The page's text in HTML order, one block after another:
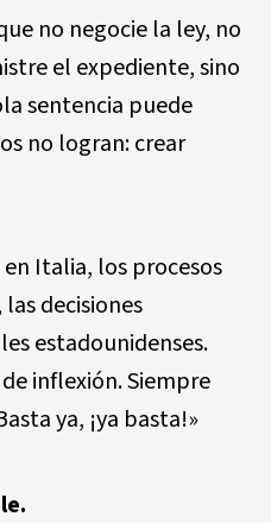
no negocie la ley, no
el expediente, sino
sentencia puede
no logran: crear
Italia, los procesos
decisiones
estadounidenses.
inflexión. Siempre
ya, ¡ya basta!»